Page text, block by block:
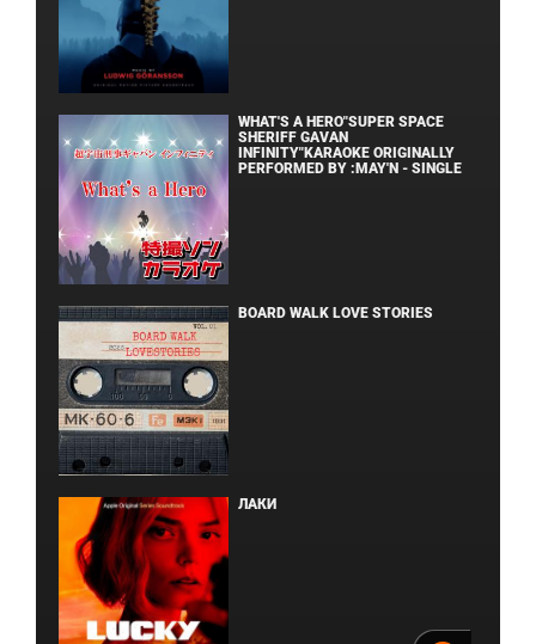
WHAT'S A HERO"SUPER SPACE
SHERIFF GAVAN
INFINITY"KARAOKE ORIGINALLY
PERFORMED BY :MAY'N - SINGLE
BOARD WALK LOVE STORIES
ЛАКИ